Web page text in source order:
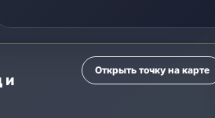
и
Открыть точку на карте